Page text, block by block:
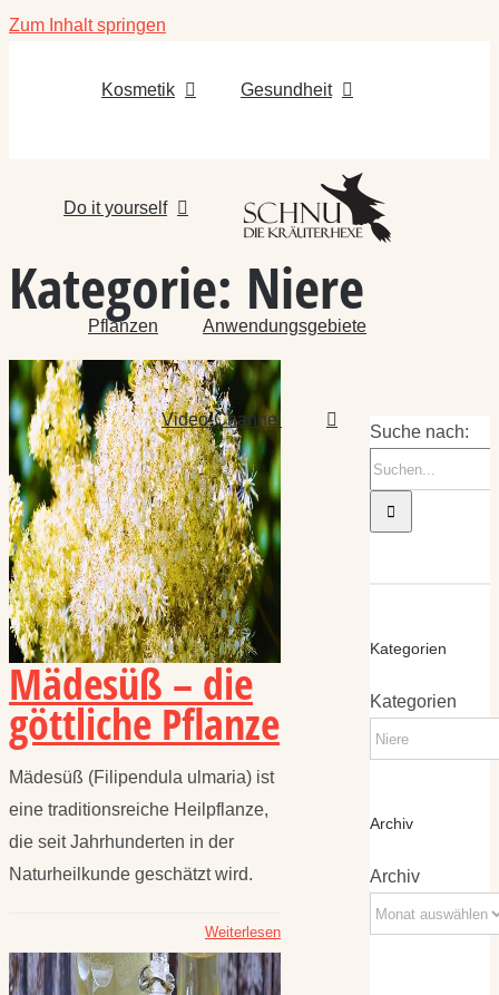
Zum Inhalt springen
Kosmetik Gesundheit
Do it yourself
Pflanzen Anwendungsgebiete
Video-Channel
Kategorie: Niere
Mädesüß – die
göttliche Pflanze
Mädesüß (Filipendula ulmaria) ist
eine traditionsreiche Heilpflanze,
die seit Jahrhunderten in der
Naturheilkunde geschätzt wird.
Weiterlesen
Suche nach:
Kategorien
Kategorien
Archiv
Archiv